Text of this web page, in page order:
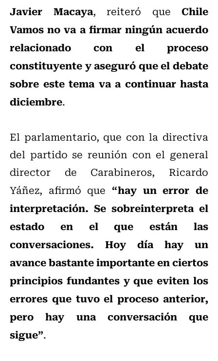
Javier Macaya, reiteró que Chile
Vamos no va a firmar ningún acuerdo
relacionado con el proceso
constituyente y aseguró que el debate
sobre este tema va a continuar hasta
diciembre.
El parlamentario, que con la directiva
del partido se reunión con el general
director de Carabineros, Ricardo
Yáñez, afirmó que “hay un error de
interpretación. Se sobreinterpreta el
estado en el que están las
conversaciones. Hoy día hay un
avance bastante importante en ciertos
principios fundantes y que eviten los
errores que tuvo el proceso anterior,
pero hay una conversación que
sigue”.